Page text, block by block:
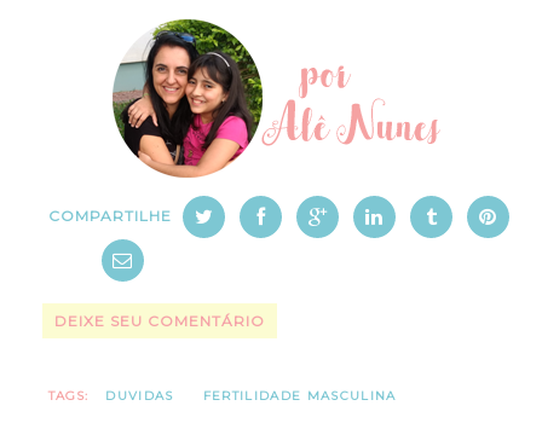
COMPARTILHE
DEIXE SEU COMENTÁRIO
TAGS: DUVIDAS FERTILIDADE MASCULINA